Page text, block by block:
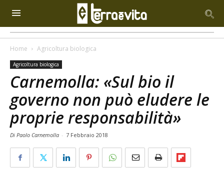
Home Agricoltura biologica
Agricoltura biologica
Carnemolla: «Sul bio il
governo non può eludere le
proprie responsabilità»
Di Paolo Carnemolla - 7 Febbraio 2018